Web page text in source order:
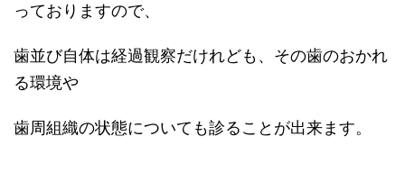
っておりますので、
歯並び自体は経過観察だけれども、その歯のおかれ
る環境や
歯周組織の状態についても診ることが出来ます。